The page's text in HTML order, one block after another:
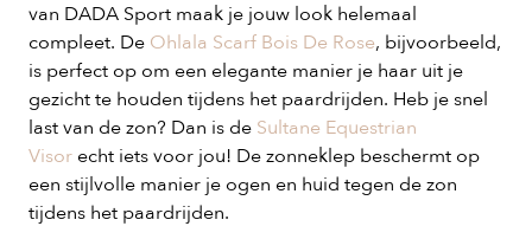
van DADA Sport maak je jouw look helemaal
compleet. De Ohlala Scarf Bois De Rose, bijvoorbeeld,
is perfect op om een elegante manier je haar uit je
gezicht te houden tijdens het paardrijden. Heb je snel
last van de zon? Dan is de Sultane Equestrian
Visor echt iets voor jou! De zonneklep beschermt op
een stijlvolle manier je ogen en huid tegen de zon
tijdens het paardrijden.